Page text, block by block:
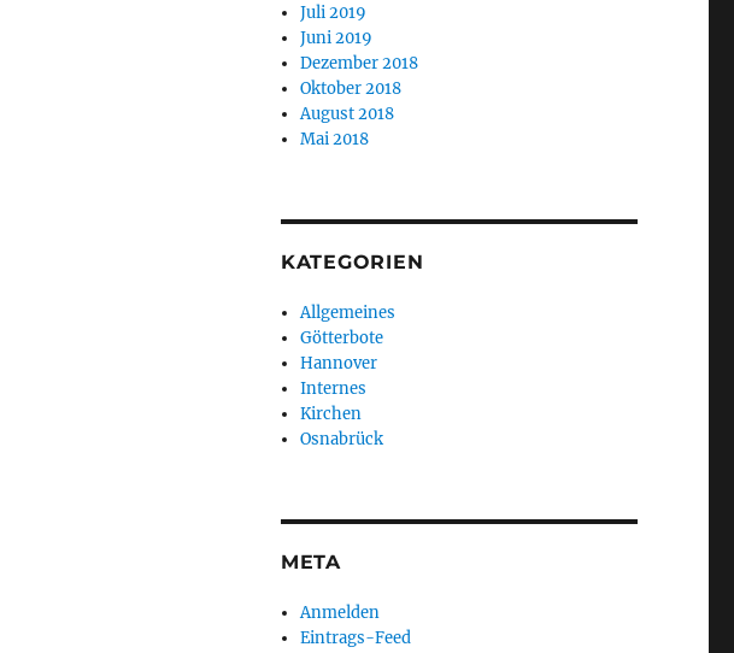
Juli 2019
Juni 2019
Dezember 2018
Oktober 2018
August 2018
Mai 2018
KATEGORIEN
Allgemeines
Götterbote
Hannover
Internes
Kirchen
Osnabrück
META
Anmelden
Eintrags-Feed